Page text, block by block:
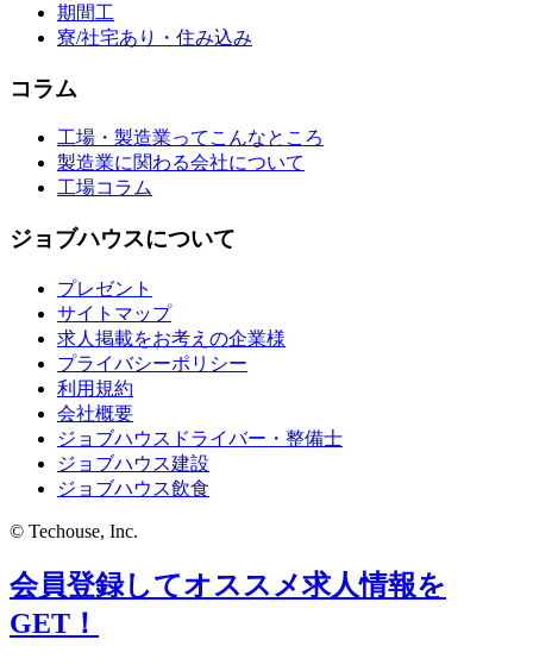
期間工
寮/社宅あり・住み込み
コラム
工場・製造業ってこんなところ
製造業に関わる会社について
工場コラム
ジョブハウスについて
プレゼント
サイトマップ
求人掲載をお考えの企業様
プライバシーポリシー
利用規約
会社概要
ジョブハウスドライバー・整備士
ジョブハウス建設
ジョブハウス飲食
© Techouse, Inc.
会員登録してオススメ求人情報を
GET！